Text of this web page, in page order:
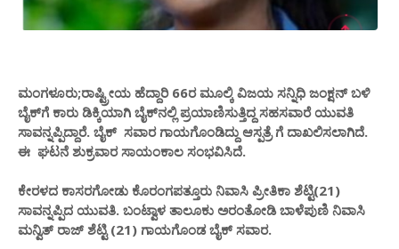
ಮಂಗಳೂರು;ರಾಷ್ಟ್ರೀಯ ಹೆದ್ದಾರಿ 66ರ ಮೂಲ್ಕಿ ವಿಜಯ ಸನ್ನಿಧಿ ಜಂಕ್ಷನ್ ಬಳಿ
ಬೈಕ್‌ಗೆ ಕಾರು ಡಿಕ್ಕಿಯಾಗಿ ಬೈಕ್‌ನಲ್ಲಿ ಪ್ರಯಾಣಿಸುತ್ತಿದ್ದ ಸಹಸವಾರೆ ಯುವತಿ
ಸಾವನ್ನಪ್ಪಿದ್ದಾರೆ. ಬೈಕ್ ಸವಾರ ಗಾಯಗೊಂಡಿದ್ದು ಆಸ್ಪತ್ರೆ ಗೆ ದಾಖಲಿಸಲಾಗಿದೆ.
ಈ ಘಟನೆ ಶುಕ್ರವಾರ ಸಾಯಂಕಾಲ ಸಂಭವಿಸಿದೆ.
ಕೇರಳದ ಕಾಸರಗೋಡು ಕೊರಂಗಪತ್ತೂರು ನಿವಾಸಿ ಪ್ರೀತಿಕಾ ಶೆಟ್ಟಿ(21)
ಸಾವನ್ನಪ್ಪಿದ ಯುವತಿ. ಬಂಟ್ವಾಳ ತಾಲೂಕು ಅರಂತೋಡಿ ಬಾಳೆಪುಣಿ ನಿವಾಸಿ
ಮನ್ವಿತ್‌ ರಾಜ್‌ ಶೆಟ್ಟಿ (21) ಗಾಯಗೊಂಡ ಬೈಕ್ ಸವಾರ.